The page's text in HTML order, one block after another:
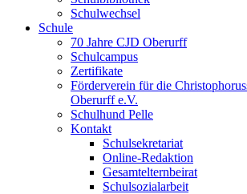
Schulwechsel
Schule
70 Jahre CJD Oberurff
Schulcampus
Zertifikate
Förderverein für die
Oberurff e.V.
Schulhund Pelle
Kontakt
Schulsekretariat
Online-Redaktion
Gesamtelternbeirat
Schulsozialarbeit